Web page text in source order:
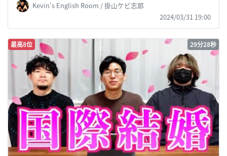
Kevin's English Room / 掛山ケビ志郎
2024/03/31 19:00
最高8位 29分28秒